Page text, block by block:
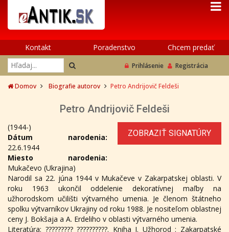
Kontakt Poradenstvo Chcem predať
Prihlásenie Registrácia
Domov Biografie autorov Petro Andrijovič Feldeši
Petro Andrijovič Feldeši
ZOBRAZIŤ SIGNATÚRY
(1944-)
Dátum narodenia:
22.6.1944
Miesto narodenia:
Mukačevo (Ukrajina)
Narodil sa 22. júna 1944 v Mukačeve v Zakarpatskej oblasti. V
roku 1963 ukončil oddelenie dekoratívnej maľby na
užhorodskom učilišti výtvarného umenia. Je členom štátneho
spolku výtvarníkov Ukrajiny od roku 1988. Je nositeľom oblastnej
ceny J. Bokšaja a A. Erdeliho v oblasti výtvarného umenia.
Literatúra: ????????? ??????????. Kniha I. Užhorod : Zakarpatské